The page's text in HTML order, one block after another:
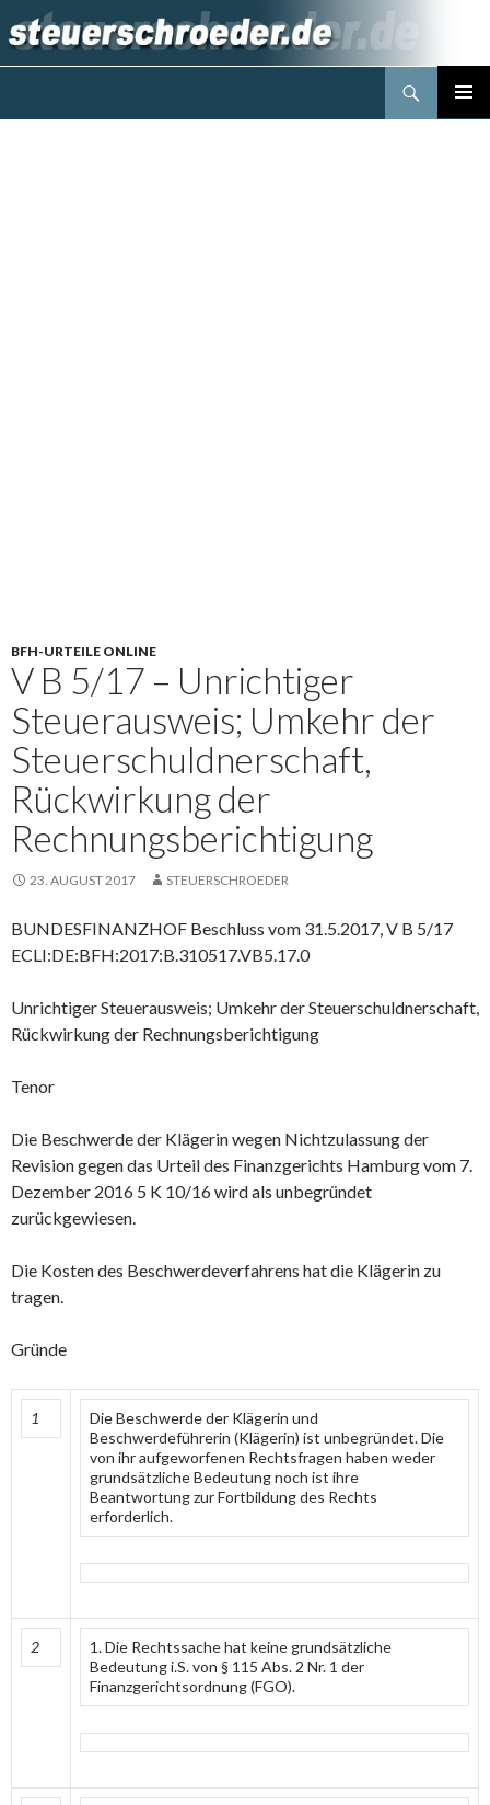
BFH-URTEILE ONLINE
V B 5/17 – Unrichtiger
Steuerausweis; Umkehr der
Steuerschuldnerschaft,
Rückwirkung der
Rechnungsberichtigung
23. AUGUST 2017 STEUERSCHROEDER
BUNDESFINANZHOF Beschluss vom 31.5.2017, V B 5/17
ECLI:DE:BFH:2017:B.310517.VB5.17.0
Unrichtiger Steuerausweis; Umkehr der Steuerschuldnerschaft,
Rückwirkung der Rechnungsberichtigung
Tenor
Die Beschwerde der Klägerin wegen Nichtzulassung der
Revision gegen das Urteil des Finanzgerichts Hamburg vom 7.
Dezember 2016 5 K 10/16 wird als unbegründet
zurückgewiesen.
Die Kosten des Beschwerdeverfahrens hat die Klägerin zu
tragen.
Gründe
1
Die Beschwerde der Klägerin und
Beschwerdeführerin (Klägerin) ist unbegründet. Die
von ihr aufgeworfenen Rechtsfragen haben weder
grundsätzliche Bedeutung noch ist ihre
Beantwortung zur Fortbildung des Rechts
erforderlich.
2
1. Die Rechtssache hat keine grundsätzliche
Bedeutung i.S. von § 115 Abs. 2 Nr. 1 der
Finanzgerichtsordnung (FGO).